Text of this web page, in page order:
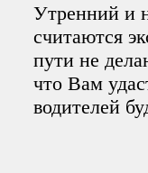
Утренний и
считаются
пути не
что Вам
водителей